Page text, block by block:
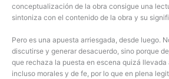
conceptualización de la obra consigue una
sintoniza con el contenido de la obra y su
Pero es una apuesta arriesgada, desde luego.
discutirse y generar desacuerdo, sino porque
que rechaza la puesta en escena quizá
incluso morales y de fe, por lo que en plena